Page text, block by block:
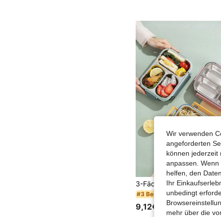
#3 Bestseller
9,12€
Wir verwenden
angeforderten
können jederzeit
anpassen.
helfen, den
Ihr
unbedingt
mehr über die